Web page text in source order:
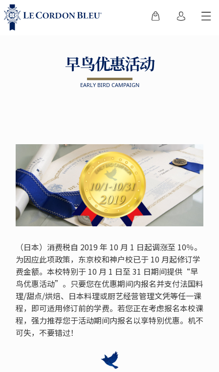
早鸟优惠活动
EARLY BIRD CAMPAIGN
（日本）消费税自 2019 年 10 月 1 日起调涨至 10％。
为因应此项政策，东京校和神户校已于 10 月起修订学
费金额。本校特别于 10 月 1 日至 31 日期间提供“早
鸟优惠活动”。只要您在优惠期间内报名并支付法国料
理/甜点/烘焙、日本料理或厨艺经营管理文凭等任一课
程，即可适用修订前的学费。若您正在考虑报名本校课
程，强力推荐您于活动期间内报名以享特别优惠。机不
可失，不要错过！